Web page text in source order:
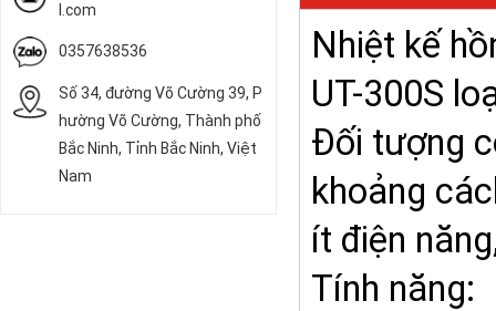
l.com
0357638536
Số 34, đường Võ Cường 39, P
hường Võ Cường, Thành phố
Bắc Ninh, Tỉnh Bắc Ninh, Việt
Nam
Nhiệt kế
UT-300S
Đối tượng
khoảng
ít điện
Tính năng: